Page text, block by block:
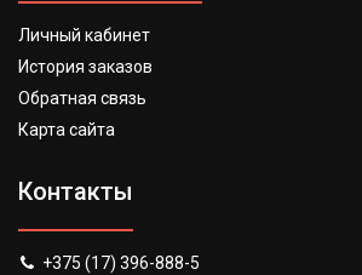
Личный кабинет
История заказов
Обратная связь
Карта сайта
Контакты
+375 (17) 396-888-5